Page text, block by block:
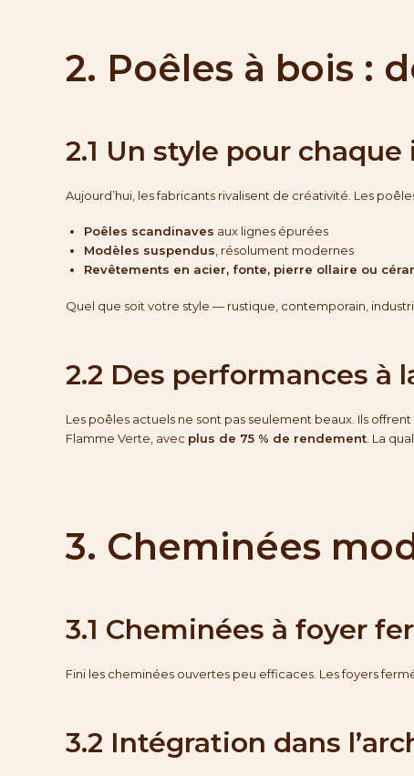
2. Poêles à bois :
2.1 Un style pour
Aujourd’hui, les fabricants rivalisent de créativité. Les
Poêles scandinaves aux lignes épurées
Modèles suspendus , résolument modernes
Revêtements en acier, fonte, pierre ollaire ou
Quel que soit votre style — rustique, contemporain,
2.2 Des performances à
Les poêles actuels ne sont pas seulement beaux. Ils offrent
Flamme Verte, avec plus de 75 % de rendement. La
3. Cheminées
3.1 Cheminées à foyer
Fini les cheminées ouvertes peu efficaces. Les foyers
3.2 Intégration dans